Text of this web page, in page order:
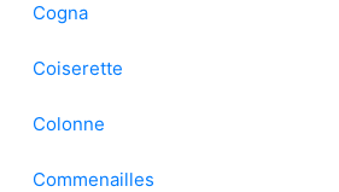
Cogna
Coiserette
Colonne
Commenailles